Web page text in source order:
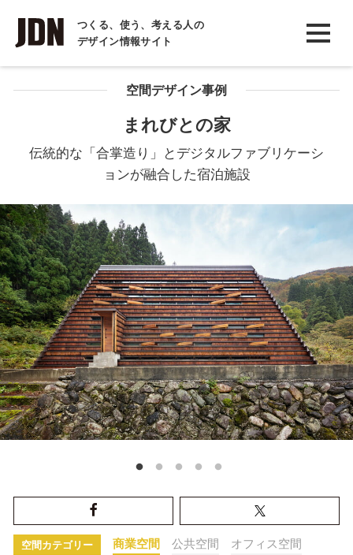
つくる、使う、考える人の
デザイン情報サイト
INTERVIEW
インタビュー
REPORT
COLUMN
空間デザイン事例
まれびとの家
伝統的な「合掌造り」とデジタルファブリケーシ
ョンが融合した宿泊施設
空間カテゴリー 商業空間 公共空間 オフィス空間